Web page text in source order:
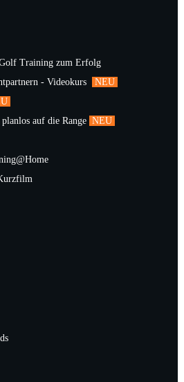
Training zum Erfolg
- Videokurs
NEU
auf die Range NEU